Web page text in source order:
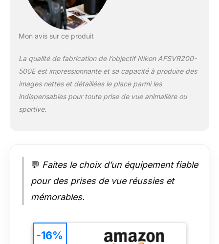
Mon avis sur ce produit
La qualité de fabrication de l’objectif Nikon AFSVR200-
500E est impressionnante et sa capacité à produire des
images nettes et détaillées le place parmi les
indispensables pour toute prise de vue animalière ou
sportive.
💬 Faites le choix d’un équipement fiable
pour des prises de vue réussies et
mémorables.
-16%